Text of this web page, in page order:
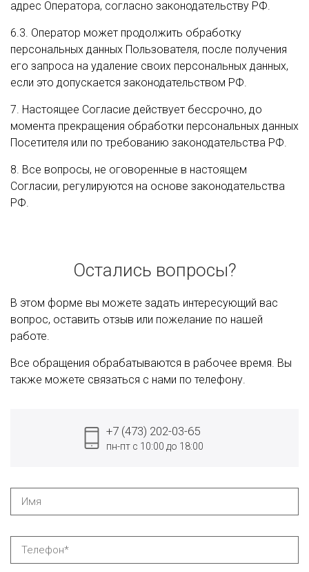
адрес Оператора, согласно законодательству РФ.
6.3. Оператор может продолжить обработку
персональных данных Пользователя, после получения
его запроса на удаление своих персональных данных,
если это допускается законодательством РФ.
7. Настоящее Согласие действует бессрочно, до
момента прекращения обработки персональных данных
Посетителя или по требованию законодательства РФ.
8. Все вопросы, не оговоренные в настоящем
Согласии, регулируются на основе законодательства
РФ.
Остались вопросы?
В этом форме вы можете задать интересующий вас
вопрос, оставить отзыв или пожелание по нашей
работе.
Все обращения обрабатываются в рабочее время. Вы
также можете связаться с нами по телефону.
+7 (473) 202-03-65
пн-пт с 10:00 до 18:00